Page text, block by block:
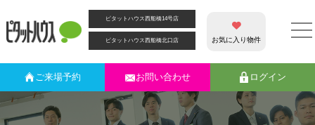
ピタットハウス西船橋14号店
ピタットハウス西船橋北口店 お気に入り物件
ご来場予約 お問い合わせ ログイン